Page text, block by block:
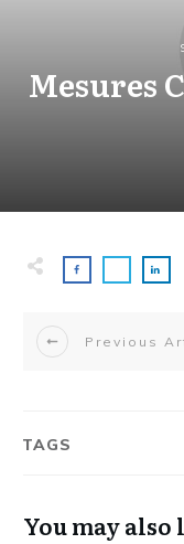
Mesures
Previous
TAGS
You may also